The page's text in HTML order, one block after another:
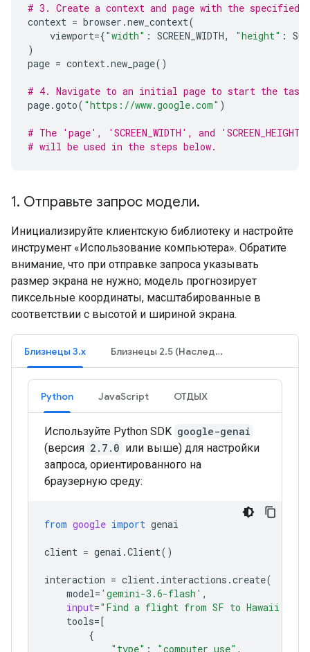
# 3. Create a context and page with the specified
context = browser .new_context(
viewport={"width" : SCREEN_WIDTH, "height" :
)
page = context.new_page()
# 4. Navigate to an initial page to start the task
page.goto( "https://www.google.com" )
# The 'page', 'SCREEN_WIDTH', and
# will be used in the steps below.
1. Отправьте запрос модели.
Инициализируйте клиентскую библиотеку и настройте
инструмент «Использование компьютера». Обратите
внимание, что при отправке запроса указывать
размер экрана не нужно; модель прогнозирует
пиксельные координаты, масштабированные в
соответствии с высотой и шириной экрана.
Близнецы 3.x Близнецы 2.5 (Наследие)
Python JavaScript ОТДЫХ
Используйте Python SDK google-genai
(версия 2.7.0 или выше) для настройки
запроса, ориентированного на
браузерную среду:
from google import genai
client = genai .Client()
interaction = client. interactions .create(
model= 'gemini-3.6-flash' ,
input="Find a flight from SF to Hawaii on
tools=[
{
"type" : "computer_use" ,